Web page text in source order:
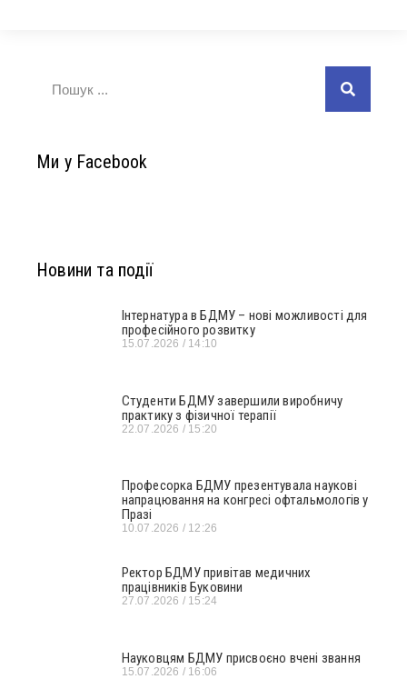
Ми у Facebook
Новини та події
Інтернатура в БДМУ – нові можливості для
професійного розвитку
15.07.2026 14:10
Студенти БДМУ завершили виробничу
практику з фізичної терапії
22.07.2026 15:20
Професорка БДМУ презентувала наукові
напрацювання на конгресі офтальмологів у
Празі
10.07.2026 12:26
Ректор БДМУ привітав медичних
працівників Буковини
27.07.2026 15:24
Науковцям БДМУ присвоєно вчені звання
15.07.2026 16:06